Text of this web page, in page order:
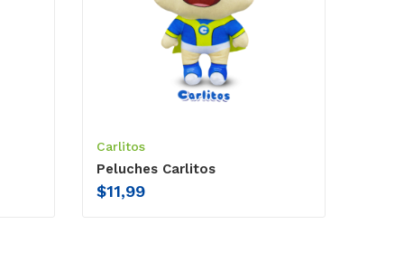
Carlitos
Peluches Carlitos
$11,99